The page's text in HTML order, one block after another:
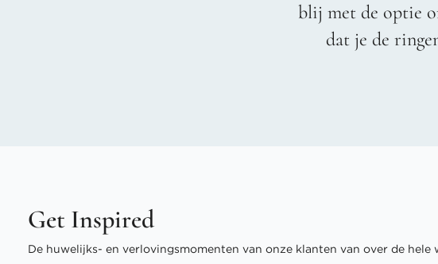
blij met de optie
dat je de
Get Inspired
De huwelijks- en verlovingsmomenten van onze klanten van over de hele